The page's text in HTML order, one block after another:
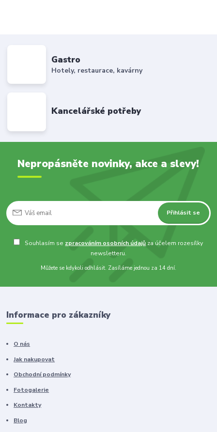
Gastro
Hotely, restaurace, kavárny
Kancelářské potřeby
Nepropásněte novinky, akce a slevy!
Přihlásit se
Souhlasím se zpracováním osobních údajů za účelem rozesílky
newsletteru.
Můžete se kdykoli odhlásit. Zasíláme jednou za 14 dní.
Informace pro zákazníky
O nás
Jak nakupovat
Obchodní podmínky
Fotogalerie
Kontakty
Blog